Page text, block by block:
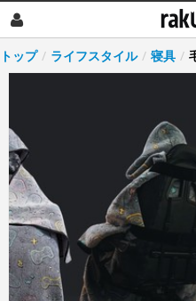
トップ / ライフスタイル / 寝具 /